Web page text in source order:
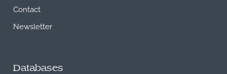
Contact
Newsletter
Databases